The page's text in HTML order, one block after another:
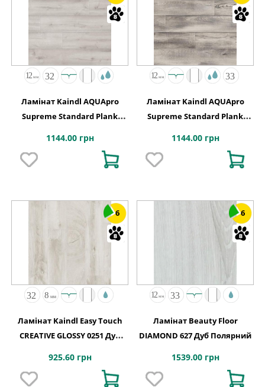
Ламінат Kaindl AQUApro
Supreme Standard Plank
1144.00 грн
Ламінат Kaindl AQUApro
Supreme Standard Plank
1144.00 грн
6
Ламінат Kaindl Easy Touch
CREATIVE GLOSSY 0251 Дуб
925.60 грн
6
Ламінат Beauty Floor
DIAMOND 627 Дуб Полярний
1539.00 грн